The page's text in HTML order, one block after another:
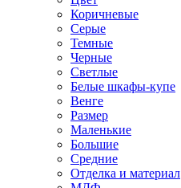
Коричневые
Серые
Темные
Черные
Светлые
Белые шкафы-купе
Венге
Размер
Маленькие
Большие
Средние
Отделка и материал